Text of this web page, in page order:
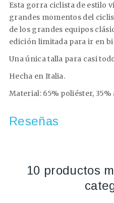
Esta gorra ciclista de estilo
grandes momentos del
de los grandes equipos
edición limitada para ir en
Una única talla para casi
Hecha en Italia.
Material: 65% poliéster,
Reseñas
10 productos